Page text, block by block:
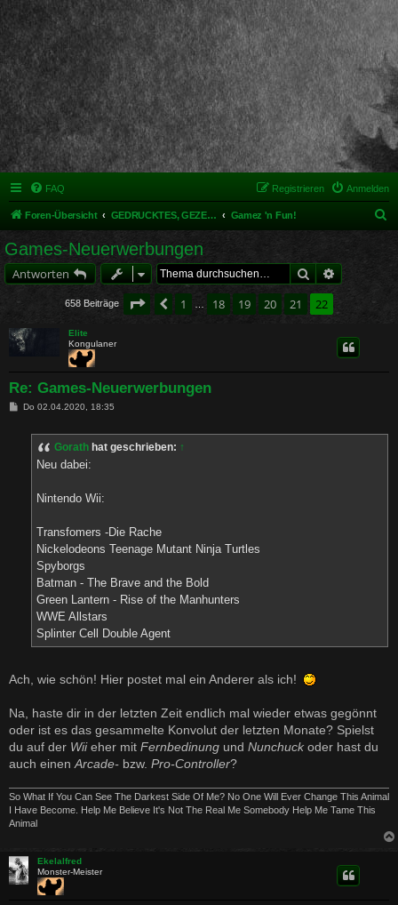
FAQ Anmelden
Registrieren
Foren-Übersicht GEDRUCKTES, GEZEICHNETES, MODELLIERTES & MEHR Gamez 'n Fun!
Games-Neuerwerbungen
Antworten SucheErweiterte
658 Beiträge Seite 22 von 22
Vorherige
1 18 19 20 21 22
Elite
Kongulaner
Re: Games-Neuerwerbungen
BDo 02.04.2020, 18:35
Gorath hat geschrieben: ↑
Neu dabei:
Nintendo Wii:
Transfomers -Die Rache
Nickelodeons Teenage Mutant Ninja Turtles
Spyborgs
Batman - The Brave and the Bold
Green Lantern - Rise of the Manhunters
WWE Allstars
Splinter Cell Double Agent
Ach, wie schön! Hier postet mal ein Anderer als ich!
Na, haste dir in der letzten Zeit endlich mal wieder etwas gegönnt
oder ist es das gesammelte Konvolut der letzten Monate? Spielst
du auf der Wiieher mit Fernbedinung und Nunchuck oder hast du
auch einen Arcade- bzw. Pro-Controller?
So What If You Can See The Darkest Side Of Me? No One Will Ever Change This Animal
I Have Become. Help Me Believe It's Not The Real Me Somebody Help Me Tame This
Animal
Ekelalfred
Monster-Meister